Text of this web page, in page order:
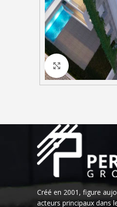
Click to enlarge
Créé en 2001, figure
acteurs principaux dans